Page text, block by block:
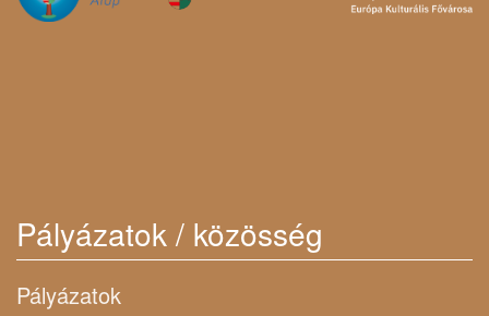
Pályázatok / közösség
Pályázatok